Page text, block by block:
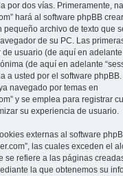
por dos vías. Primeramente,
hará al software phpBB
pequeño archivo de texto que
de su PC. Las
usuario (de aquí en adelante
(de aquí en adelante
a usted por el software
navegado por temas en
y se emplea para registrar
su experiencia de usuario.
externas al software
las cuales exceden el
se refiere a las páginas
la que obtenemos su